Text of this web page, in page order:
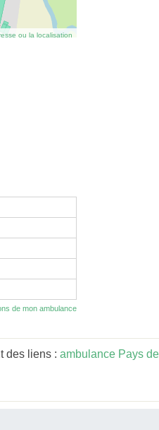
ou la localisation
de mon ambulance
des liens : ambulance Pays